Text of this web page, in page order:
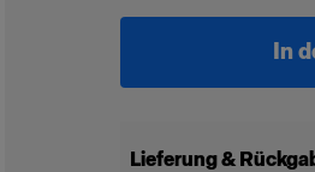
In
Lieferung &